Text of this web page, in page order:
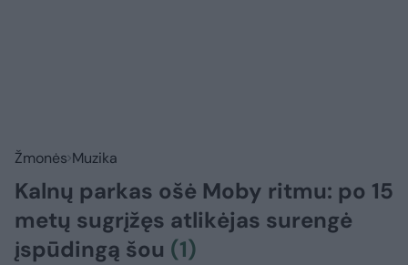
Žmonės Muzika
Kalnų parkas ošė Moby ritmu: po 15
metų sugrįžęs atlikėjas surengė
įspūdingą šou (1)